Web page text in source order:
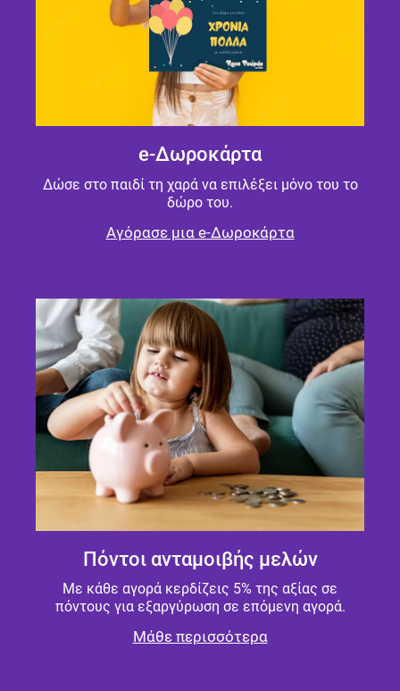
e-Δωροκάρτα
Δώσε στο παιδί τη χαρά να επιλέξει μόνο του το
δώρο του.
Αγόρασε μια e-Δωροκάρτα
Πόντοι ανταμοιβής μελών
Με κάθε αγορά κερδίζεις 5% της αξίας σε
πόντους για εξαργύρωση σε επόμενη αγορά.
Μάθε περισσότερα